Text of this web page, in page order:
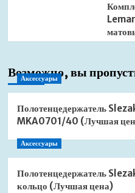
Возможно, вы
Аксессуары
Полотенцедержатель
MKA0701/40 (Лучшая
Аксессуары
Полотенцедержатель
кольцо (Лучшая цена)